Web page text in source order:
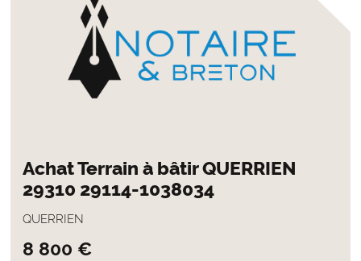
Achat Terrain à bâtir QUERRIEN
29310 29114-1038034
QUERRIEN
8 800 €